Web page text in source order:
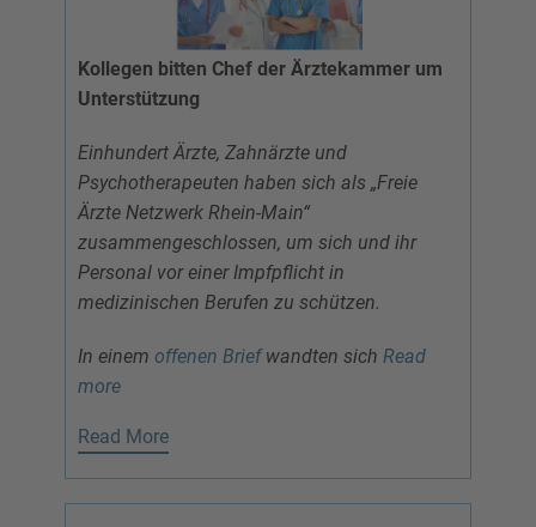
Kollegen bitten Chef der Ärztekammer um
Unterstützung
Einhundert Ärzte, Zahnärzte und
Psychotherapeuten haben sich als „Freie
Ärzte Netzwerk Rhein-Main“
zusammengeschlossen, um sich und ihr
Personal vor einer Impfpflicht in
medizinischen Berufen zu schützen.
In einem offenen Briefwandten sich Read
more
Read More